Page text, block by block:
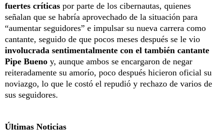
fuertes críticas por parte de los cibernautas, quienes
señalan que se habría aprovechado de la situación para
“aumentar seguidores” e impulsar su nueva carrera como
cantante, seguido de que pocos meses después se le vio
involucrada sentimentalmente con el también cantante
Pipe Bueno y, aunque ambos se encargaron de negar
reiteradamente su amorío, poco después hicieron oficial su
noviazgo, lo que le costó el repudió y rechazo de varios de
sus seguidores.
Últimas Noticias